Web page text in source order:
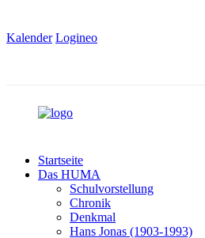
Kalender Logineo
Startseite
Das HUMA
Schulvorstellung
Chronik
Denkmal
Hans Jonas (1903-1993)